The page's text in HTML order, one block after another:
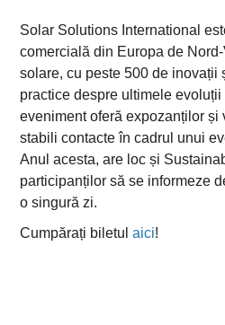
Solar Solutions International
comercială din Europa de
solare, cu peste 500 de inovații
practice despre ultimele
eveniment oferă expozanților și
stabili contacte în cadrul unui
Anul acesta, are loc și
participanților să se informeze
o singură zi.
Cumpărați biletulaici!